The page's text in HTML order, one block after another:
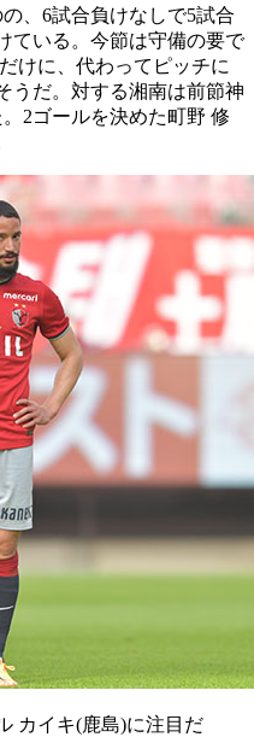
、6試合負けなしで5試合
ている。今節は守備の要で
けに、代わってピッチに
うだ。対する湘南は前節神
2ゴールを決めた町野 修
カイキ(鹿島)に注目だ